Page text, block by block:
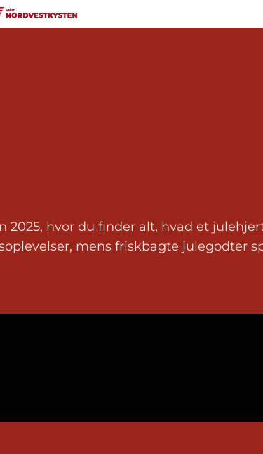
hvor du finder alt, hvad et
mens friskbagte julegodter